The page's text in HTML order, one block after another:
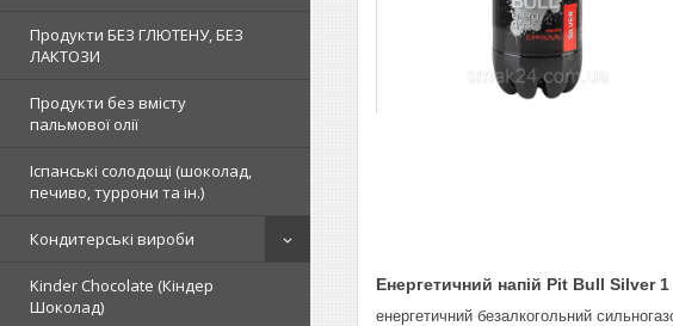
Продукти БЕЗ ГЛЮТЕНУ, БЕЗ
ЛАКТОЗИ
Продукти без вмісту
пальмової олії
Іспанські солодощі (шоколад,
печиво, туррони та ін.)
Кондитерські вироби
Kinder Chocolate (Кіндер
Шоколад)
Енергетичний напій Pit Bull Silver 1
енергетичний безалкогольний